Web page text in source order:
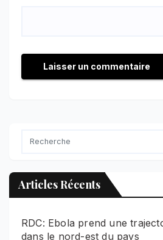
Articles Récents
RDC: Ebola prend une
dans le nord-est du pays